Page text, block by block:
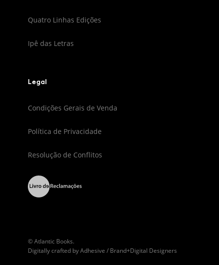
Quatro Linhas Edições
Ipê das Letras
Legal
Condições Gerais de Venda
Política de Privacidade
Resolução de Conflitos
© Atlantic Books.
Digitally crafted byAdhesive / Brand+Digital Designers